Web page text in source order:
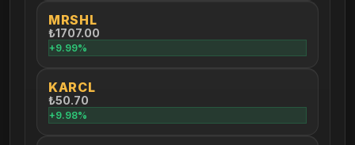
MRSHL
₺1707.00
+9.99%
KARCL
₺50.70
+9.98%